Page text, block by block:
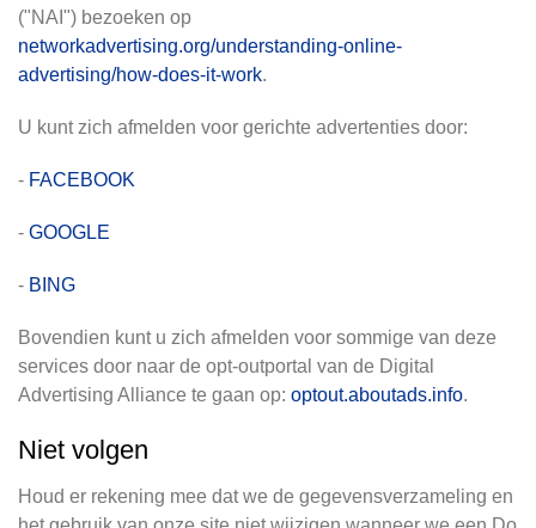
("NAI") bezoeken op
networkadvertising.org/understanding-online-
advertising/how-does-it-work.
U kunt zich afmelden voor gerichte advertenties door:
- FACEBOOK
- GOOGLE
- BING
Bovendien kunt u zich afmelden voor sommige van deze
services door naar de opt-outportal van de Digital
Advertising Alliance te gaan op: optout.aboutads.info.
Niet volgen
Houd er rekening mee dat we de gegevensverzameling en